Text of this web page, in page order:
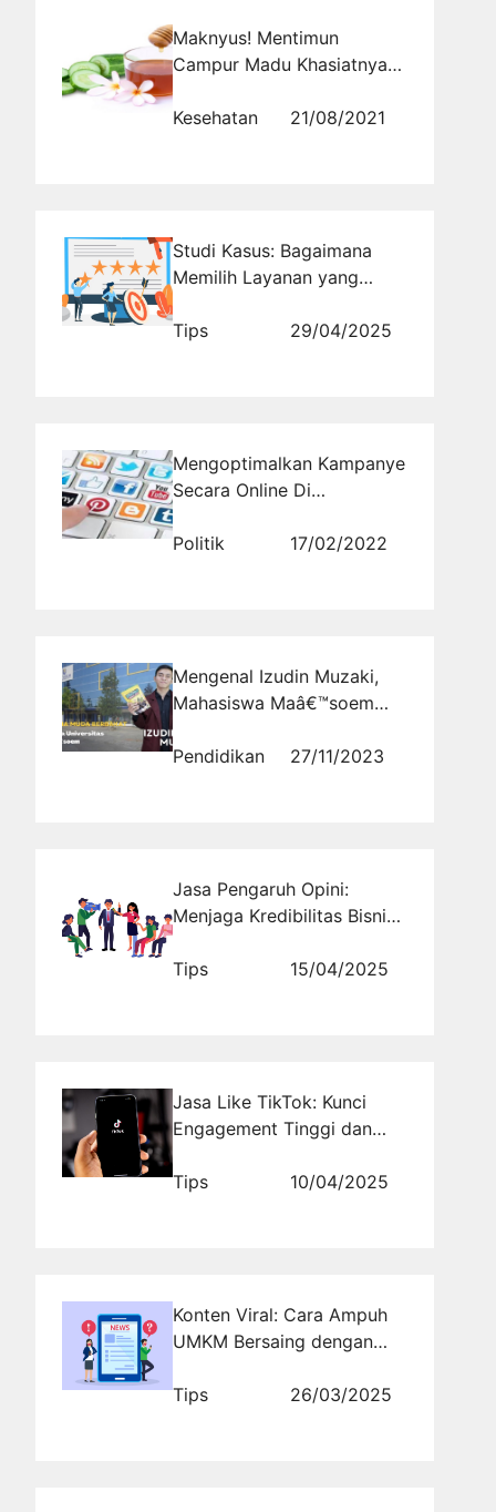
Maknyus! Mentimun
Campur Madu Khasiatnya
Kesehatan
21/08/2021
Studi Kasus: Bagaimana
Memilih Layanan yang
Reputasi Brand
Tips 29/04/2025
Mengoptimalkan Kampanye
Secara Online Di
Politik
17/02/2022
Mengenal Izudin Muzaki,
Mahasiswa Maâ€™soem
Pengusaha Sukses
Pendidikan 27/11/2023
Jasa Pengaruh Opini:
Menjaga Kredibilitas Bisnis
Tips
15/04/2025
Jasa Like TikTok: Kunci
Engagement Tinggi dan
Tips
10/04/2025
Konten Viral: Cara Ampuh
UMKM Bersaing dengan
Tips
26/03/2025